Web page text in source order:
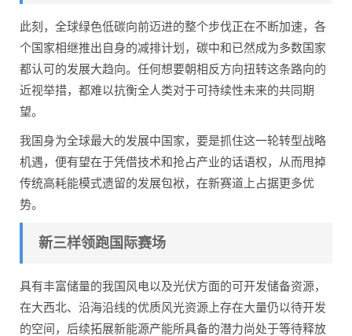
此刻，全球绿色低碳向前迈进的整个步伐正在不断加速，各
个国家相继推出自身的减排计划，碳中和已然成为多数国家
都认可的发展大趋向。任何想要朝相反方向扭转这条路向的
近视举措，都难以抗衡全人类对于可持续性未来的共同期
望。
我国身为全球最大的发展中国家，要是抓住这一轮转型战略
机遇，便有望在于凭借技术和抢占产业的话语权，从而甩掉
传统高耗能模式遗留的发展包袱，在新赛道上占据更多优
势。
新三样领跑国际赛场
具有丰富储量的我国风电以及光伏方面的可开发储备资源，
在大西北、沿海沿线的优质风光资源上存在大量仍以待开发
的空间，后续拓展新能源产能所具备的潜力尚处于等待释放